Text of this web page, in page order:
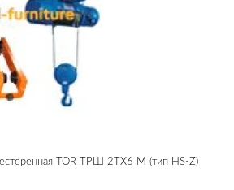
TOR ТРШ 2ТХ6 М (тип HS-Z)